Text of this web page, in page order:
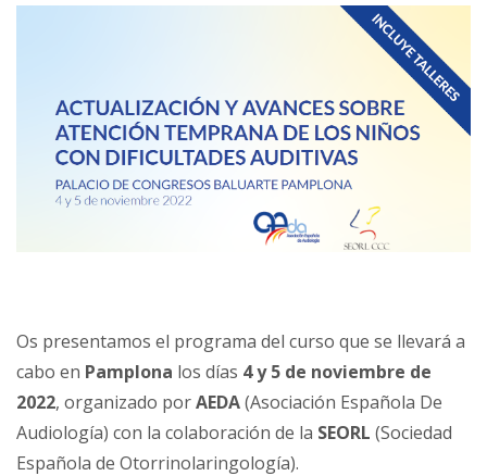
Os presentamos el programa del curso que se llevará a
cabo en Pamplona los días 4 y 5 de noviembre de
2022, organizado porAEDA(Asociación Española De
Audiología) con la colaboración de la SEORL (Sociedad
Española de Otorrinolaringología).